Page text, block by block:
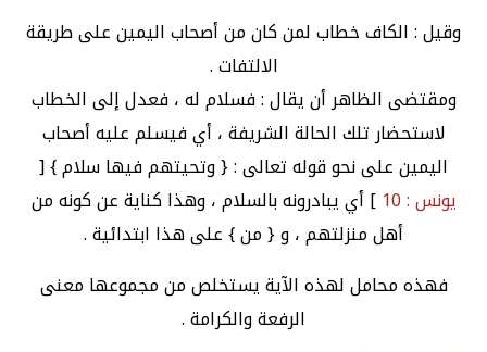
وقيل : الكاف خطاب لمن كان من أصحاب اليمين على طريقة
الالتفات .
ومقتضى الظاهر أن يقال : فسلام له ، فعدل إلى الخطاب
لاستحضار تلك الحالة الشريفة ، أي فيسلم عليه أصحاب
اليمين على نحو قوله تعالى : { وتحيتهم فيها سلام } [
يونس : 10
] أي يبادرونه بالسلام ، وهذا كناية عن كونه من
أهل منزلتهم ، و { من } على هذا ابتدائية .
فهذه محامل لهذه الآية يستخلص من مجموعها معنى
الرفعة والكرامة .